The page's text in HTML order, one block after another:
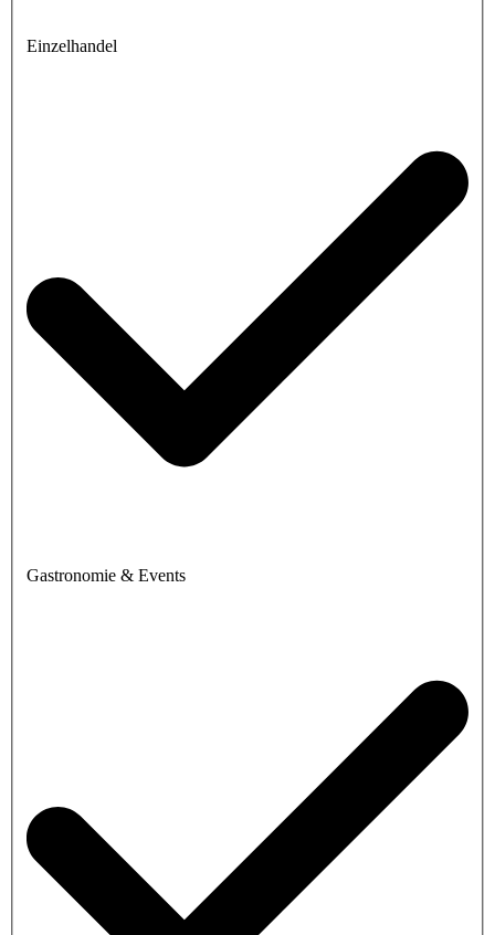
Einzelhandel
Gastronomie & Events